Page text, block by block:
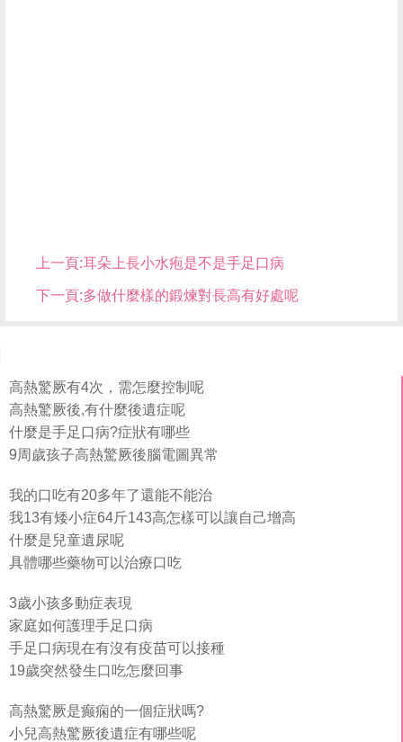
上一頁:耳朵上長小水疱是不是手足口病
下一頁:多做什麼樣的鍛煉對長高有好處呢
高熱驚厥有4次，需怎麼控制呢
高熱驚厥後,有什麼後遺症呢
什麼是手足口病?症狀有哪些
9周歲孩子高熱驚厥後腦電圖異常
我的口吃有20多年了還能不能治
我13有矮小症64斤143高怎樣可以讓自己增高
什麼是兒童遺尿呢
具體哪些藥物可以治療口吃
3歲小孩多動症表現
家庭如何護理手足口病
手足口病現在有沒有疫苗可以接種
19歲突然發生口吃怎麼回事
高熱驚厥是癫痫的一個症狀嗎?
小兒高熱驚厥後遺症有哪些呢